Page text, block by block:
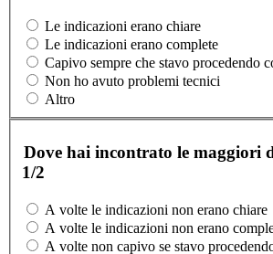
Le indicazioni erano chiare
Le indicazioni erano complete
Capivo sempre che stavo procedendo
Non ho avuto problemi tecnici
Altro
Dove hai incontrato le maggiori
1/2
A volte le indicazioni non erano chiare
A volte le indicazioni non erano
A volte non capivo se stavo